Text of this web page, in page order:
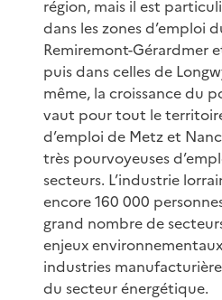
région, mais il est
dans les zones d’emploi
Remiremont-Gérardmer
puis dans celles de
même, la croissance du
vaut pour tout le
d’emploi de Metz et
très pourvoyeuses
secteurs. L’industrie
encore 160 000
grand nombre de
enjeux
industries
du secteur énergétique.